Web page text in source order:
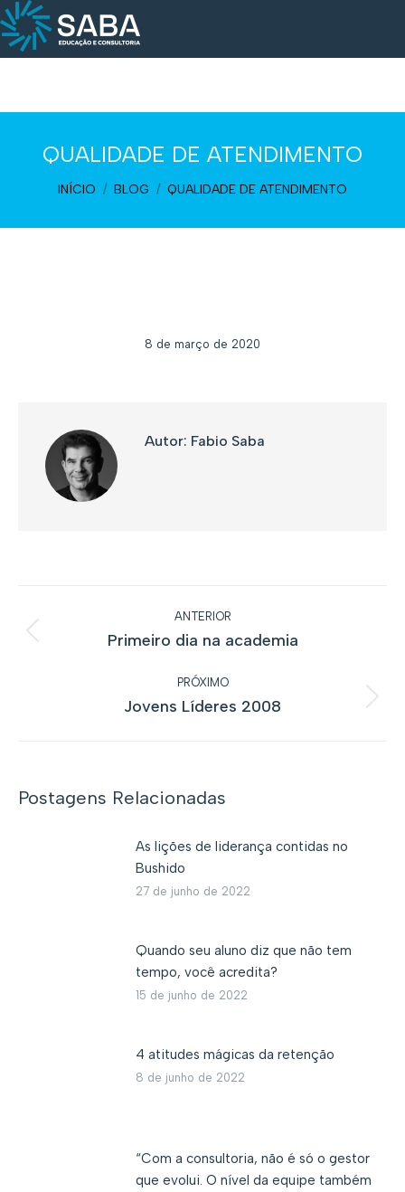
QUALIDADE DE ATENDIMENTO
Você está aqui:
INÍCIO BLOG QUALIDADE DE ATENDIMENTO
8 de março de 2020
Autor: Fabio Saba
de
ANTERIOR
Post
Primeiro dia na academia
PRÓXIMO
Próximo
Jovens Líderes 2008
Postagens Relacionadas
As lições de liderança contidas no
Bushido
27 de junho de 2022
Quando seu aluno diz que não tem
tempo, você acredita?
15 de junho de 2022
4 atitudes mágicas da retenção
8 de junho de 2022
“Com a consultoria, não é só o gestor
que evolui. O nível da equipe também